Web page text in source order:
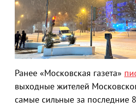
Ранее «Московская газета»
выходные жителей
самые сильные за последние